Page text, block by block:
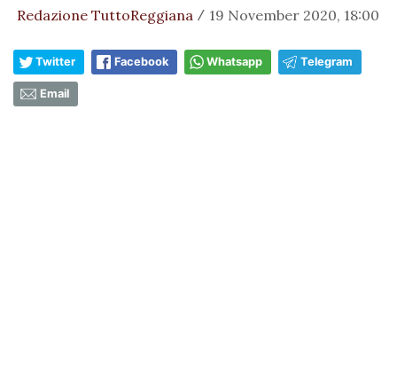
Redazione TuttoReggiana / 19 November 2020, 18:00
Twitter Facebook Whatsapp Telegram
Email